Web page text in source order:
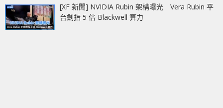
[XF 新聞] NVIDIA Rubin 架構曝光 Vera Rubin 平
台劍指 5 倍 Blackwell 算力